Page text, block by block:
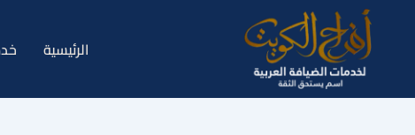
المحتوى
الرئيسية